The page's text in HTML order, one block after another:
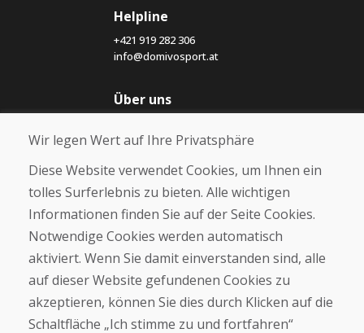
Helpline
+421 919 282 306
info@domivosport.at
Über uns
Über uns
Kontakt
Kaufen
E-Shop
Geschäftsbedingungen
Zahlung
Beschwerde
Rückgabe und Umtausch von Waren
Wir legen Wert auf Ihre Privatsphäre
Diese Website verwendet Cookies, um Ihnen ein
tolles Surferlebnis zu bieten. Alle wichtigen
Informationen finden Sie auf der Seite Cookies.
Notwendige Cookies werden automatisch
aktiviert. Wenn Sie damit einverstanden sind, alle
auf dieser Website gefundenen Cookies zu
akzeptieren, können Sie dies durch Klicken auf die
Schaltfläche „Ich stimme zu und fortfahren“